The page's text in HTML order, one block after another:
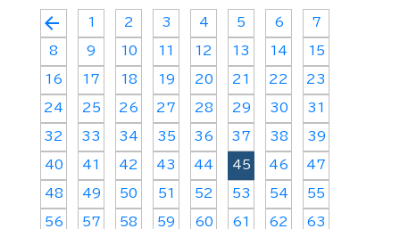
arrow_back 1 2 3 4 5 6 7
8 9 10 11 12 13 14 15
16 17 18 19 20 21 22 23
24 25 26 27 28 29 30 31
32 33 34 35 36 37 38 39
40 41 42 43 44 45 46 47
48 49 50 51 52 53 54 55
56 57 58 59 60 61 62 63